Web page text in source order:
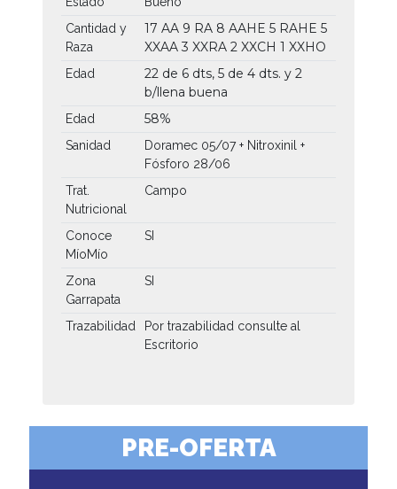
Cantidad y
Raza
17 AA 9 RA 8 AAHE 5 RAHE 5
XXAA3 XXRA 2 XXCH 1 XXHO
Edad
22 de 6 dts, 5 de 4 dts. y 2
b/llena buena
Edad 58%
Sanidad
Doramec 05/07 + Nitroxinil +
Fósforo 28/06
Trat.
Nutricional
Campo
Conoce
MíoMío
SI
Zona
Garrapata
SI
Trazabilidad
Por trazabilidad consulte al
Escritorio
PRE-OFERTA